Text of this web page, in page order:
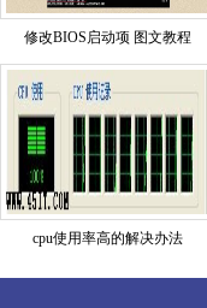
修改BIOS启动项 图文教程
cpu使用率高的解决办法